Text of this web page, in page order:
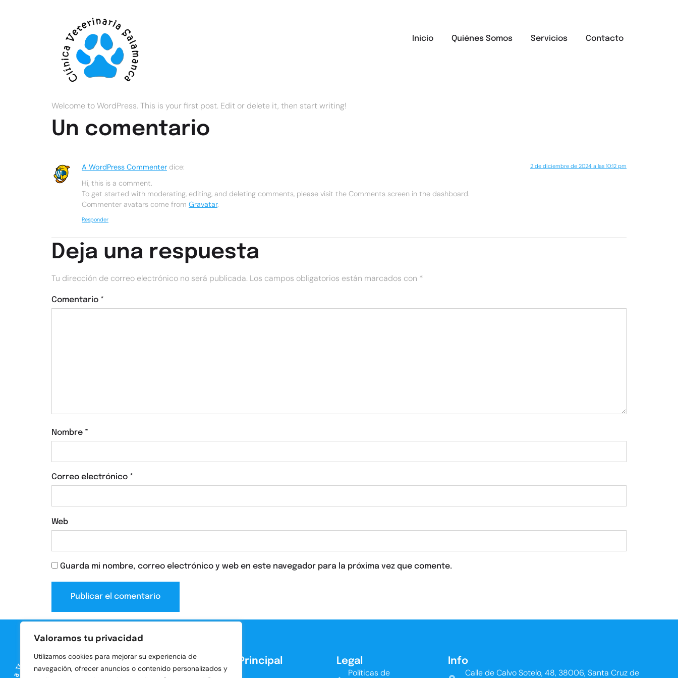
Valoramos tu privacidad
Utilizamos cookies para mejorar su experiencia de
navegación, ofrecer anuncios o contenido personalizados y
Inicio Quiénes Somos Servicios Contacto
Hello world!
Welcome to WordPress. This is your first post. Edit or delete it, then start writing!
Un comentario
A WordPress Commenter dice: 2 de diciembre de 2024 a las 10:12 pm
Hi, this is a comment.
To get started with moderating, editing, and deleting comments, please visit the Comments screen in the dashboard.
Commenter avatars come from Gravatar.
Responder
Deja una respuesta
Tu dirección de correo electrónico no será publicada. Los campos obligatorios están marcados con *
Comentario *
Nombre *
Correo electrónico *
Web
Guarda mi nombre, correo electrónico y web en este navegador para la próxima vez que comente.
Menú Principal
Inicio
Legal
Políticas de
Info
Calle de Calvo Sotelo, 48, 38006, Santa Cruz de